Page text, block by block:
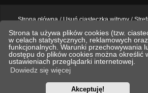
Strona ta używa plików cookies (tzw.
w celach statystycznych, reklamowych oraz
funkcjonalnych. Warunki przechowywania
dostępu do plików cookies można określić
ustawieniach przeglądarki internetowej.
Dowiedz się więcej
Akceptuję!
Strona główna Usuń ciasteczka witryny
Polityka prywatności.
Technologię dostarcza phpBB® Forum Software © phpBB
Polski pakiet językowy dostarczaphpBB.pl
created by INVENTEA & v12mike
phpBB SEO